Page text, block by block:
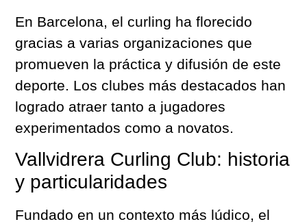
En Barcelona, el curling ha florecido
gracias a varias organizaciones que
promueven la práctica y difusión de este
deporte. Los clubes más destacados han
logrado atraer tanto a jugadores
experimentados como a novatos.
Vallvidrera Curling Club: historia
y particularidades
Fundado en un contexto más lúdico, el